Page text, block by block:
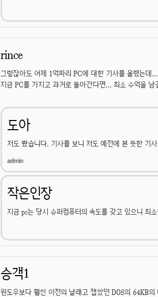
rince
그렇잖아도 어제 1억짜리 PC에 대한 기사를 올렸는데
지금 PC를 가지고 과거로 돌아간다면... 최소 수억을 남
도아
저도 봤습니다. 기사를 보니 저도 예전에 본 듯한 기
작은인장
지금 pc는 당시 슈퍼컴퓨터의 속도를 갖고 있으니 최
승객1
윈도우보다 훨씬 이전의 날래고 잽쌌던 DOS의 64KB